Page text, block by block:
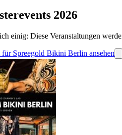
2026
einig: Diese Veranstaltungen
für Spreegold Bikini Berlin ansehen